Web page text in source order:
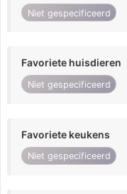
Niet gespecificeerd
Favoriete huisdieren
Niet gespecificeerd
Favoriete keukens
Niet gespecificeerd